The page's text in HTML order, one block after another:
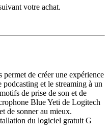
votre achat.
de créer une expérience
et le streaming à un
de prise de son et de
Blue Yeti de Logitech
de sonner au mieux.
du logiciel gratuit G